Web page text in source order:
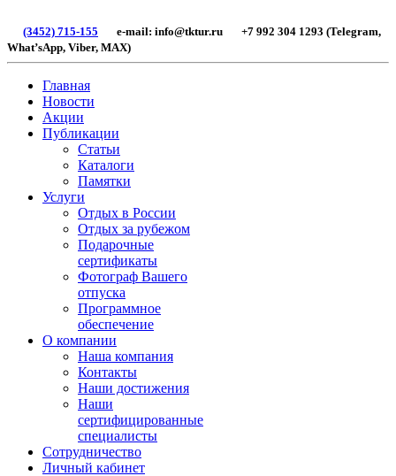
(3452) 715-155 e-mail: info@tktur.ru +7 992 304 1293 (Telegram,
What’sApp, Viber, МАХ)
Главная
Новости
Акции
Публикации
Статьи
Каталоги
Памятки
Услуги
Отдых в России
Отдых за рубежом
Подарочные
сертификаты
Фотограф Вашего
отпуска
Программное
обеспечение
О компании
Наша компания
Контакты
Наши достижения
Наши
сертифицированные
специалисты
Сотрудничество
Личный кабинет